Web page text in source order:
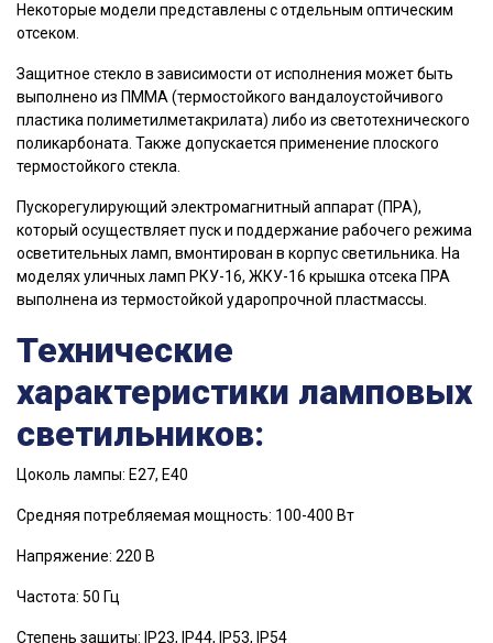
Некоторые модели представлены с отдельным оптическим
отсеком.
Защитное стекло в зависимости от исполнения может быть
выполнено из ПММА (термостойкого вандалоустойчивого
пластика полиметилметакрилата) либо из светотехнического
поликарбоната. Также допускается применение плоского
термостойкого стекла.
Пускорегулирующий электромагнитный аппарат (ПРА),
который осуществляет пуск и поддержание рабочего режима
осветительных ламп, вмонтирован в корпус светильника. На
моделях уличных ламп РКУ-16, ЖКУ-16 крышка отсека ПРА
выполнена из термостойкой ударопрочной пластмассы.
Технические
характеристики ламповых
светильников:
Цоколь лампы: Е27, Е40
Средняя потребляемая мощность: 100-400 Вт
Напряжение: 220 В
Частота: 50 Гц
Степень защиты: IP23, IP44, IP53, IP54